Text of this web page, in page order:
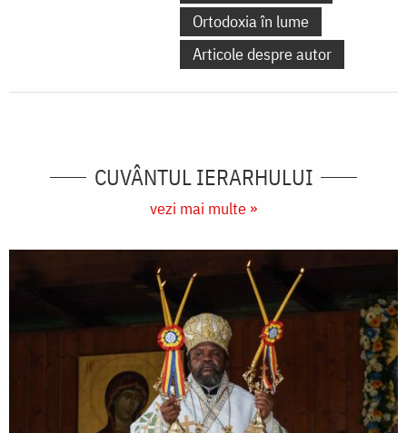
Ortodoxia în lume
Articole despre autor
CUVÂNTUL IERARHULUI
vezi mai multe »